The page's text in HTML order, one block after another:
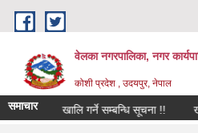
Skip to main content
वेलका नगरपालिका, नगर
कोशी प्रदेश , उदयपुर, नेपाल
समाचार
कोठा खालि गर्ने सम्बन्धि सूचना !!